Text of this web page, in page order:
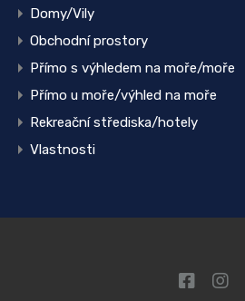
Domy/Vily
Obchodní prostory
Přímo s výhledem na moře/moře
Přímo u moře/výhled na moře
Rekreační střediska/hotely
Vlastnosti